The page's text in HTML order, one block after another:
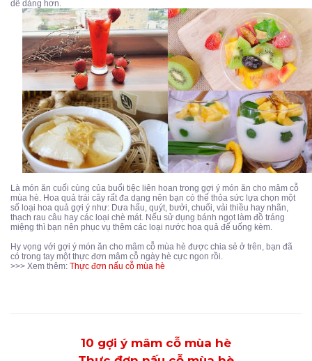
dễ dàng hơn.
Là món ăn cuối cùng của buổi tiệc liên hoan trong gợi ý món ăn cho mâm cỗ
mùa hè. Hoa quả trái cây rất đa dạng nên bạn có thể thỏa sức lựa chọn một
số loại hoa quả gợi ý như: Dưa hấu, quýt, bưởi, chuối, vải thiều hay nhãn,
thạch rau câu hay các loại chè mát. Nếu sử dụng bánh ngọt làm đồ tráng
miệng thì bạn nên phục vụ thêm các loại nước hoa quả để uống kèm.
Hy vọng với gợi ý món ăn cho mâm cỗ mùa hè được chia sẻ ở trên, bạn đã
có trong tay một thực đơn mâm cỗ ngày hè cực ngon rồi.
>>> Xem thêm: Thực đơn nấu cỗ mùa hè
10 gợi ý mâm cỗ mùa hè